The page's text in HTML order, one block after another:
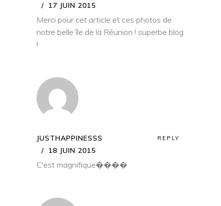
17 JUIN 2015
Merci pour cet article et ces photos de
notre belle île de la Réunion ! superbe blog
!
JUSTHAPPINESSS
18 JUIN 2015
REPLY
C'est magnifique����